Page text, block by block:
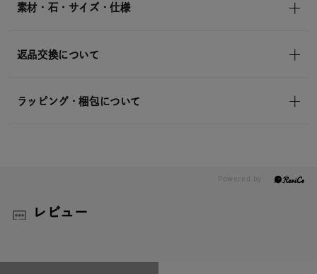
素材・石・サイズ・仕様
返品交換について
ラッピング・梱包について
レビュー